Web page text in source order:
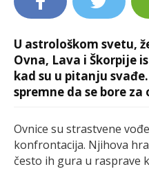
U astrološkom svetu,
Ovna, Lava i Škorpije
kad su u pitanju
spremne da se bore
Ovnice su strastvene
konfrontacija. Njihova
često ih gura u rasprave